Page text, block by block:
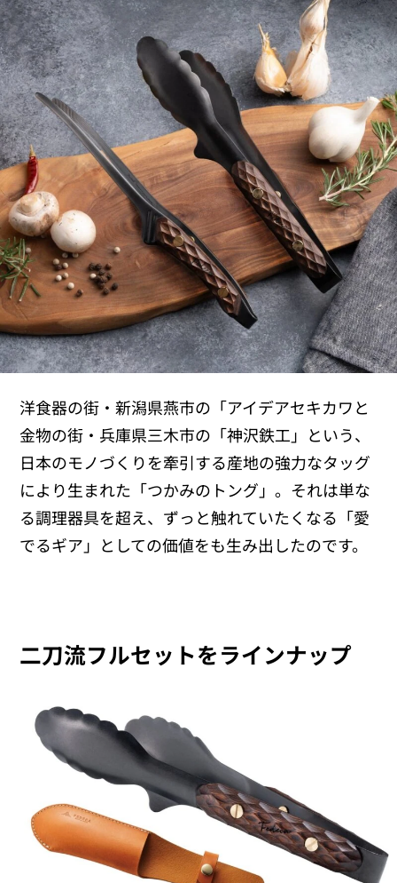
洋食器の街・新潟県燕市の「アイデアセキカワと
金物の街・兵庫県三木市の「神沢鉄工」という、
日本のモノづくりを牽引する産地の強力なタッグ
により生まれた「つかみのトング」。それは単な
る調理器具を超え、ずっと触れていたくなる「愛
でるギア」としての価値をも生み出したのです。
二刀流フルセットをラインナップ